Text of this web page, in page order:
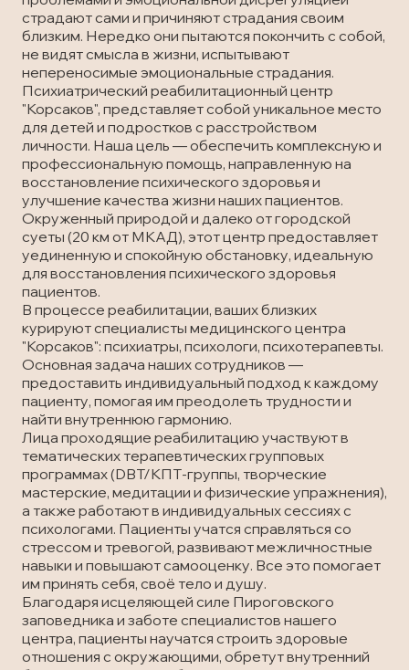
страдают сами и причиняют страдания своим
близким. Нередко они пытаются покончить с собой,
не видят смысла в жизни, испытывают
непереносимые эмоциональные страдания.
Психиатрический реабилитационный центр
"Корсаков", представляет собой уникальное место
для детей и подростков с расстройством
личности. Наша цель — обеспечить комплексную и
профессиональную помощь, направленную на
восстановление психического здоровья и
улучшение качества жизни наших пациентов.
Окруженный природой и далеко от городской
суеты (20 км от МКАД), этот центр предоставляет
уединенную и спокойную обстановку, идеальную
для восстановления психического здоровья
пациентов.
В процессе реабилитации, ваших близких
курируют специалисты медицинского центра
"Корсаков": психиатры, психологи, психотерапевты.
Основная задача наших сотрудников —
предоставить индивидуальный подход к каждому
пациенту, помогая им преодолеть трудности и
найти внутреннюю гармонию.
Лица проходящие реабилитацию участвуют в
тематических терапевтических групповых
программах (DBT/КПТ-группы, творческие
мастерские, медитации и физические упражнения),
а также работают в индивидуальных сессиях с
психологами. Пациенты учатся справляться со
стрессом и тревогой, развивают межличностные
навыки и повышают самооценку. Все это помогает
им принять себя, своё тело и душу.
Благодаря исцеляющей силе Пироговского
заповедника и заботе специалистов нашего
центра, пациенты научатся строить здоровые
отношения с окружающими, обретут внутренний